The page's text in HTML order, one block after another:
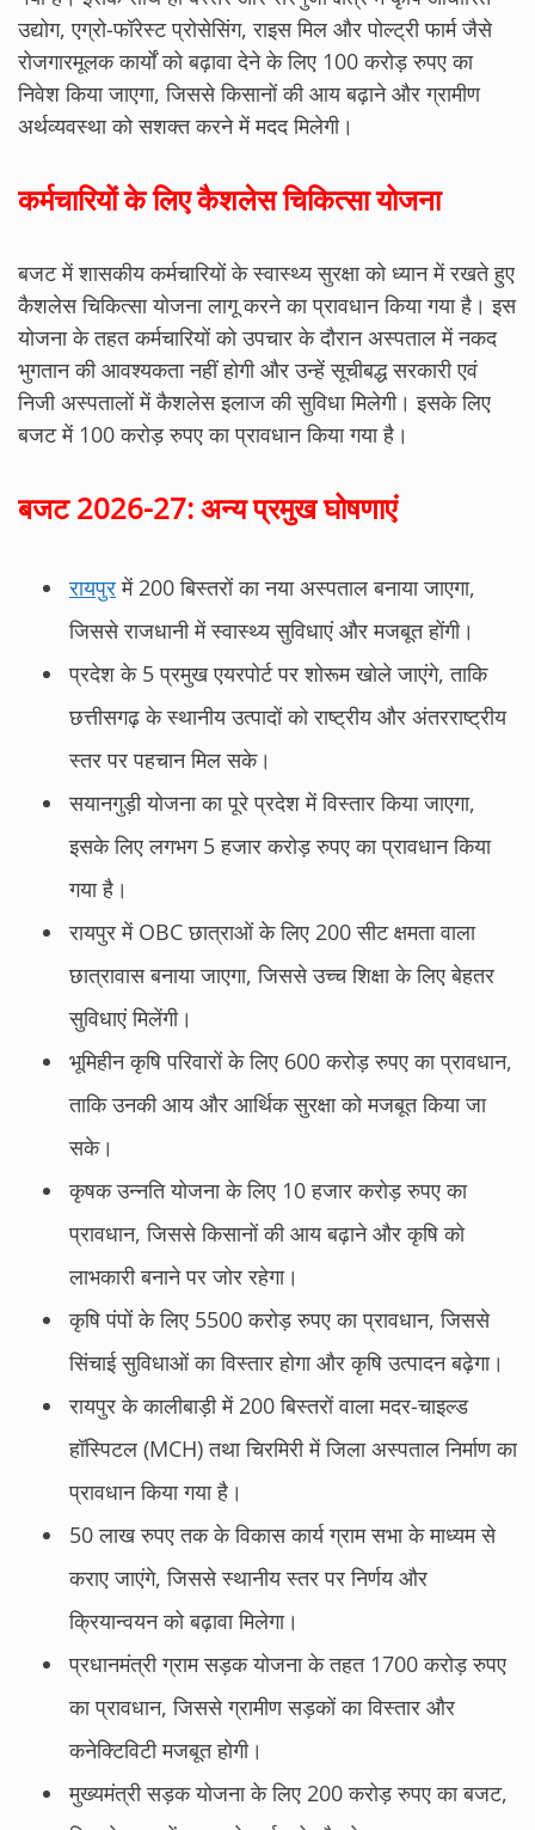
उद्योग, एग्रो-फॉरेस्ट प्रोसेसिंग, राइस मिल और पोल्ट्री फार्म जैसे
रोजगारमूलक कार्यों को बढ़ावा देने के लिए 100 करोड़ रुपए का
निवेश किया जाएगा, जिससे किसानों की आय बढ़ाने और ग्रामीण
अर्थव्यवस्था को सशक्त करने में मदद मिलेगी।
कर्मचारियों के लिए कैशलेस चिकित्सा योजना
बजट में शासकीय कर्मचारियों के स्वास्थ्य सुरक्षा को ध्यान में रखते हुए
कैशलेस चिकित्सा योजना लागू करने का प्रावधान किया गया है। इस
योजना के तहत कर्मचारियों को उपचार के दौरान अस्पताल में नकद
भुगतान की आवश्यकता नहीं होगी और उन्हें सूचीबद्ध सरकारी एवं
निजी अस्पतालों में कैशलेस इलाज की सुविधा मिलेगी। इसके लिए
बजट में 100 करोड़ रुपए का प्रावधान किया गया है।
बजट 2026-27: अन्य प्रमुख घोषणाएं
रायपुरमें 200 बिस्तरों का नया अस्पताल बनाया जाएगा,
जिससे राजधानी में स्वास्थ्य सुविधाएं और मजबूत होंगी।
प्रदेश के 5 प्रमुख एयरपोर्ट पर शोरूम खोले जाएंगे, ताकि
छत्तीसगढ़ के स्थानीय उत्पादों को राष्ट्रीय और अंतरराष्ट्रीय
स्तर पर पहचान मिल सके।
सयानगुड़ी योजना का पूरे प्रदेश में विस्तार किया जाएगा,
इसके लिए लगभग 5 हजार करोड़ रुपए का प्रावधान किया
गया है।
रायपुर में OBC छात्राओं के लिए 200 सीट क्षमता वाला
छात्रावास बनाया जाएगा, जिससे उच्च शिक्षा के लिए बेहतर
सुविधाएं मिलेंगी।
भूमिहीन कृषि परिवारों के लिए 600 करोड़ रुपए का प्रावधान,
ताकि उनकी आय और आर्थिक सुरक्षा को मजबूत किया जा
सके।
कृषक उन्नति योजना के लिए 10 हजार करोड़ रुपए का
प्रावधान, जिससे किसानों की आय बढ़ाने और कृषि को
लाभकारी बनाने पर जोर रहेगा।
कृषि पंपों के लिए 5500 करोड़ रुपए का प्रावधान, जिससे
सिंचाई सुविधाओं का विस्तार होगा और कृषि उत्पादन बढ़ेगा।
रायपुर के कालीबाड़ी में 200 बिस्तरों वाला मदर-चाइल्ड
हॉस्पिटल (MCH) तथा चिरमिरी में जिला अस्पताल निर्माण का
प्रावधान किया गया है।
50 लाख रुपए तक के विकास कार्य ग्राम सभा के माध्यम से
कराए जाएंगे, जिससे स्थानीय स्तर पर निर्णय और
क्रियान्वयन को बढ़ावा मिलेगा।
प्रधानमंत्री ग्राम सड़क योजना के तहत 1700 करोड़ रुपए
का प्रावधान, जिससे ग्रामीण सड़कों का विस्तार और
कनेक्टिविटी मजबूत होगी।
मुख्यमंत्री सड़क योजना के लिए 200 करोड़ रुपए का बजट,